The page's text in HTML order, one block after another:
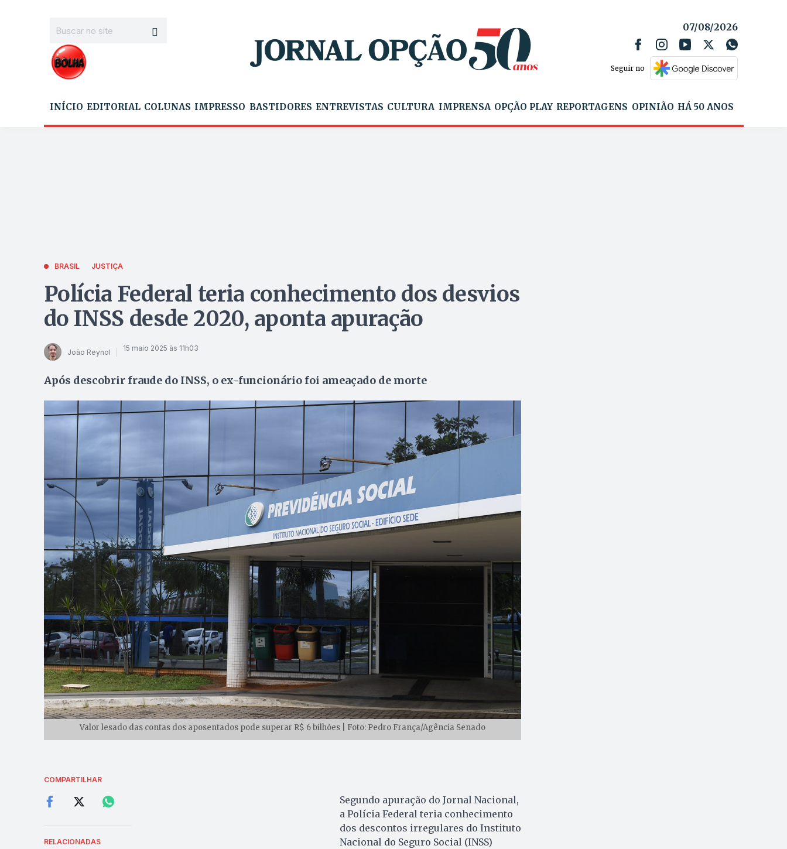
07/08/2026
Seguir no
INÍCIO EDITORIAL COLUNAS IMPRESSO BASTIDORES ENTREVISTAS CULTURA IMPRENSA OPÇÃO PLAY REPORTAGENS OPINIÃO HÁ 50 ANOS
BRASIL JUSTIÇA
Polícia Federal teria conhecimento dos desvios
do INSS desde 2020, aponta apuração
João Reynol 15 maio 2025 às 11h03
Após descobrir fraude do INSS, o ex-funcionário foi ameaçado de morte
Valor lesado das contas dos aposentados pode superar R$ 6 bilhões | Foto: Pedro França/Agência Senado
COMPARTILHAR
RELACIONADAS
Segundo apuração do Jornal Nacional,
a Polícia Federal teria conhecimento
dos descontos irregulares do Instituto
Nacional do Seguro Social (INSS)